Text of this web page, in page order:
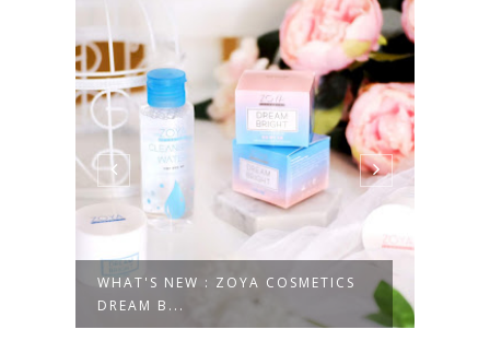
#SHARING MY BLOG JOURNEY +
CELEBRAT...